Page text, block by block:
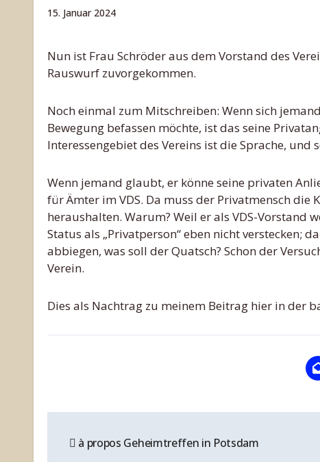
15. Januar 2024
Nun ist Frau Schröder aus dem Vorstand des Vereins Deutsche Sprache zurückgetreten; damit ist sie dem
Rauswurf zuvorgekommen.
Noch einmal zum Mitschreiben: Wenn sich
Bewegung befassen möchte, ist das seine
Interessengebiet des Vereins ist die Sprache, und
Wenn jemand glaubt, er könne seine privaten
für Ämter im VDS. Da muss der Privatmensch die
heraushalten. Warum? Weil er als VDS-
Status als „Privatperson“ eben nicht verstecken;
abbiegen, was soll der Quatsch? Schon der
Verein.
Dies als Nachtrag zu meinem Beitrag hier in der
à propos Geheimtreffen in Potsdam